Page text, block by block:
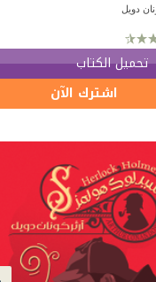
دويل
تحميل الكتاب
اشترك الآن